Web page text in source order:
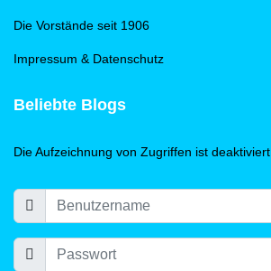
Die Vorstände seit 1906
Impressum & Datenschutz
Beliebte Blogs
Die Aufzeichnung von Zugriffen ist deaktiviert.